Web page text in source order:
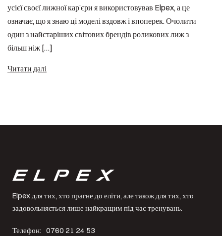
усієї своєї лижної кар’єри я використовував Elpex, а це
означає, що я знаю ці моделі вздовж і впоперек. Очолити
один з найстаріших світових брендів роликових лиж з
більш ніж […]
Читати далі
Elpex для тих, хто прагне до еліти, але також для тих, хто
задовольняється лише найкращим під час тренувань.
Телефон: 0760 21 24 53